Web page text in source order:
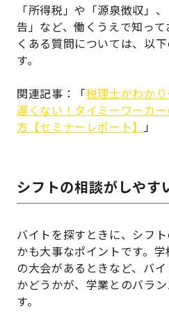
「所得税」や「源泉徴収」
告」など、働くうえで知っ
くある質問については、以
す。
関連記事：「税理士がわか
遅くない！タイミーワーカ
方【セミナーレポート】
」
シフトの相談がしやす
バイトを探すときに、シフ
かも大事なポイントです。
の大会があるときなど、バ
かどうかが、学業とのバラ
す。